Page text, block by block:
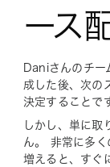
ース
Daniさんのチー
成した後、次の
決定することで
しかし、単に取
ん。 非常に多
増えると、すぐ